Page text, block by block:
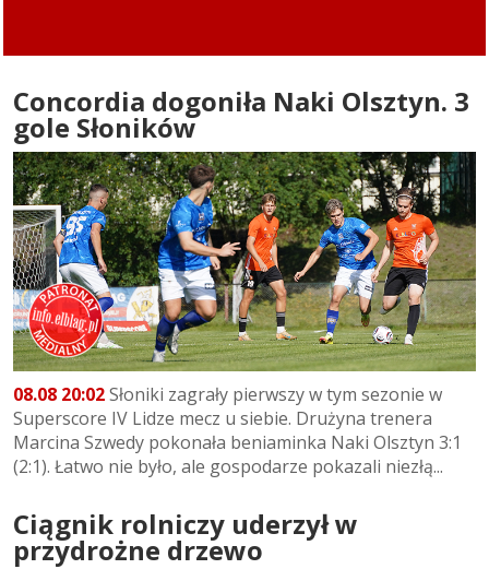
Concordia dogoniła Naki Olsztyn. 3
gole Słoników
08.08 20:02Słoniki zagrały pierwszy w tym sezonie w
Superscore IV Lidze mecz u siebie. Drużyna trenera
Marcina Szwedy pokonała beniaminka Naki Olsztyn 3:1
(2:1). Łatwo nie było, ale gospodarze pokazali niezłą...
Ciągnik rolniczy uderzył w
przydrożne drzewo